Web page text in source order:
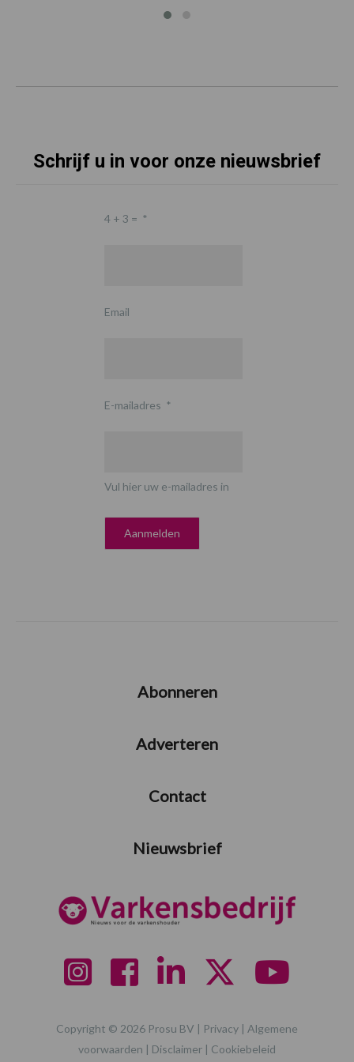
Schrijf u in voor onze nieuwsbrief
4 + 3 = *
Email
E-mailadres *
Vul hier uw e-mailadres in
Abonneren
Adverteren
Contact
Nieuwsbrief
Copyright © 2026 Prosu BV | Privacy | Algemene
voorwaarden | Disclaimer | Cookiebeleid